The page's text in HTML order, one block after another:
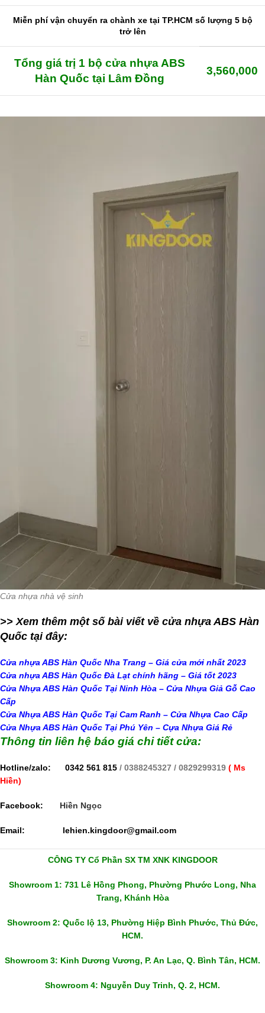
Miễn phí vận chuyển ra chành xe tại TP.HCM số lượng 5 bộ
trở lên
Tổng giá trị 1 bộ cửa nhựa ABS
Hàn Quốc tại Lâm Đồng
3,560,000
Cửa nhựa nhà vệ sinh
>> Xem thêm một số bài viết về cửa nhựa ABS Hàn
Quốc tại đây:
Cửa nhựa ABS Hàn Quốc Nha Trang – Giá cửa mới nhất 2023
Cửa nhựa ABS Hàn Quốc Đà Lạt chính hãng – Giá tốt 2023
Cửa Nhựa ABS Hàn Quốc Tại Ninh Hòa – Cửa Nhựa Giả Gỗ Cao
Cấp
Cửa Nhựa ABS Hàn Quốc Tại Cam Ranh – Cửa Nhựa Cao Cấp
Cửa Nhựa ABS Hàn Quốc Tại Phú Yên – Cựa Nhựa Giá Rẻ
Thông tin liên hệ báo giá chi tiết cửa:
Hotline/zalo: 0342 561 815 / 0388245327 / 0829299319 ( Ms
Hiền)
Facebook: Hiền Ngọc
Email: lehien.kingdoor@gmail.com
CÔNG TY Cổ Phần SX TM XNK KINGDOOR
Showroom 1: 731 Lê Hồng Phong, Phường Phước Long, Nha
Trang, Khánh Hòa
Showroom 2: Quốc lộ 13, Phường Hiệp Bình Phước, Thủ Đức,
HCM.
Showroom 3: Kinh Dương Vương, P. An Lạc, Q. Bình Tân, HCM.
Showroom 4: Nguyễn Duy Trinh, Q. 2, HCM.